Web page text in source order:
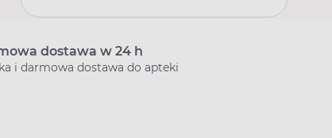
dostawa w 24 h
i darmowa dostawa do apteki